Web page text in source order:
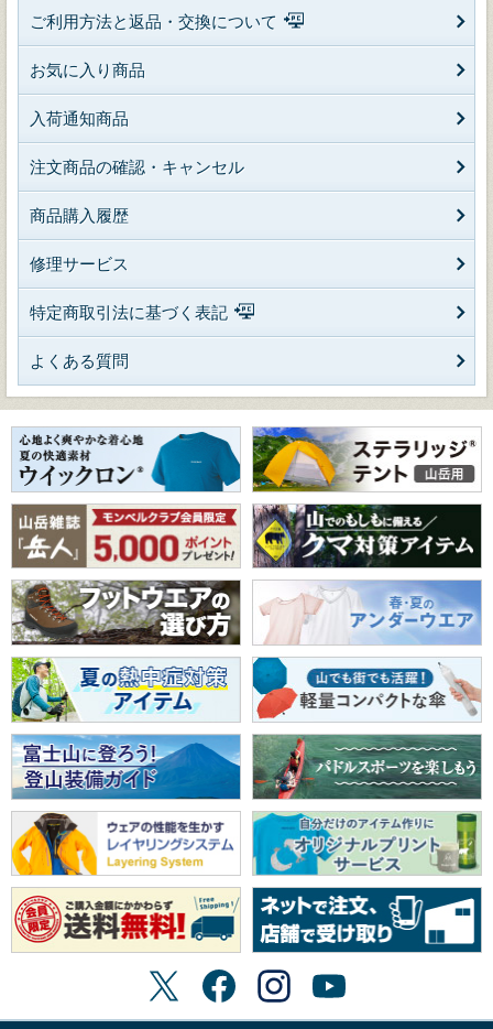
ご利用方法と返品・交換について
お気に入り商品
入荷通知商品
注文商品の確認・キャンセル
商品購入履歴
修理サービス
特定商取引法に基づく表記
よくある質問